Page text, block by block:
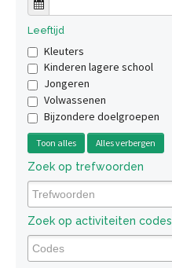
Leeftijd
Kleuters
Kinderen lagere school
Jongeren
Volwassenen
Bijzondere doelgroepen
Toon alles Alles verbergen
Zoek op trefwoorden
Zoek op activiteiten codes